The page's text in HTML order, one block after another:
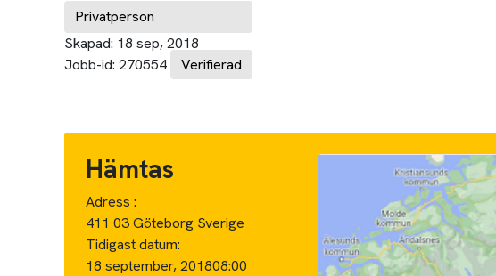
Privatperson
Skapad: 18 sep, 2018
Jobb-id: 270554 Verifierad
Hämtas
Adress :
411 03 Göteborg Sverige
Tidigast datum:
18 september, 201808:00